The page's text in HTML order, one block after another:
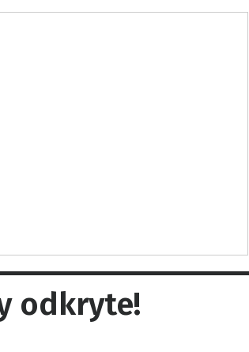
odkryte!